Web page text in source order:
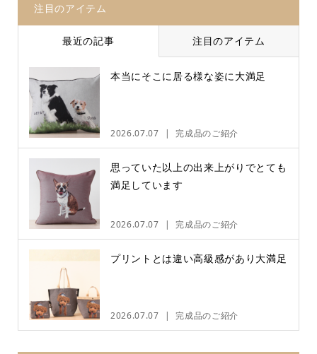
注目のアイテム
最近の記事 注目のアイテム
本当にそこに居る様な姿に大満足
2026.07.07 完成品のご紹介
思っていた以上の出来上がりでとても
満足しています
2026.07.07 完成品のご紹介
プリントとは違い高級感があり大満足
2026.07.07 完成品のご紹介